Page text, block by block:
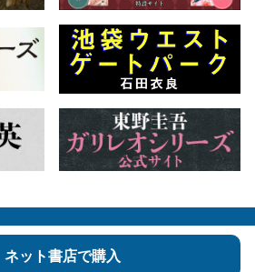
ネット書店で購入
自費出版のご案内 お問合せ
文春オンライン Number Web